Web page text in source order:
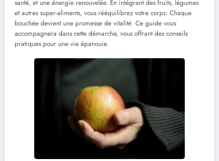
santé, et une énergie renouvelée. En intégrant des fruits, légumes
et autres super-aliments, vous rééquilibrez votre corps. Chaque
bouchée devient une promesse de vitalité. Ce guide vous
accompagnera dans cette démarche, vous offrant des conseils
pratiques pour une vie épanouie.